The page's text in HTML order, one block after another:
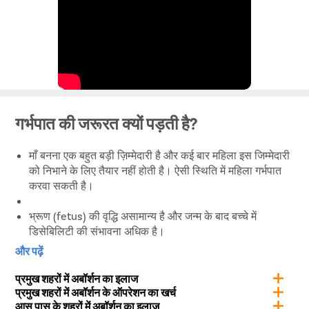
अधिक खींचने से गर्भाशय ग्रीवा को चोट लग सकती है।
गर्भपात की जरूरत क्यों पड़ती है?
माँ बनना एक बहुत बड़ी ज़िम्मेदारी है और कई बार महिला इस जिम्मेदारी
को निभाने के लिए तैयार नहीं होती है। ऐसी स्थिति में महिला गर्भपात
करवा सकती है।
भ्रूण (fetus) की वृद्धि असामान्य है और जन्म के बाद बच्चे में
डिसेबिलिटी की संभावना अधिक है।
बलात्कार या यौन उत्पीड़न के परिणामस्वरूप महिला गर्भवती हुई हो।
कई बार अनचाही गर्भावस्था हो जाती है, इसलिए महिलाएं गर्भपात करवा
लेती हैं।
गर्भाशय के बाहर भ्रूण निर्माण होने पर गर्भपात करवाना बहुत जरूरी हो
जाता है।
और पढ़ें
प्रमुख शहरों में अबॉर्शन का इलाज
प्रमुख शहरों में अबॉर्शन के ऑपरेशन का खर्च
आस पास के शहरों में अबॉर्शन का इलाज